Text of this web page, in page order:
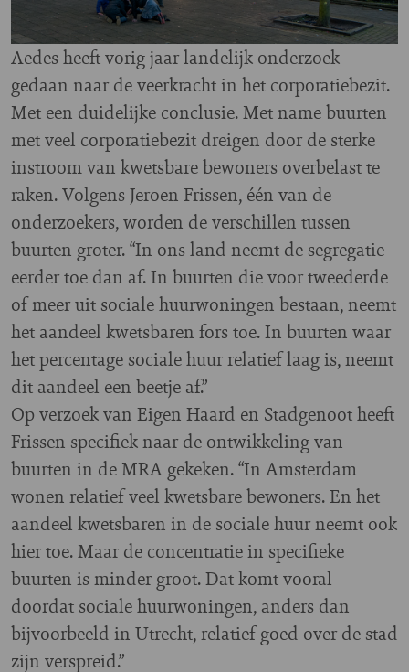
Aedes heeft vorig jaar landelijk onderzoek
gedaan naar de veerkracht in het corporatiebezit.
Met een duidelijke conclusie. Met name buurten
met veel corporatiebezit dreigen door de sterke
instroom van kwetsbare bewoners overbelast te
raken. Volgens Jeroen Frissen, één van de
onderzoekers, worden de verschillen tussen
buurten groter. “In ons land neemt de segregatie
eerder toe dan af. In buurten die voor tweederde
of meer uit sociale huurwoningen bestaan, neemt
het aandeel kwetsbaren fors toe. In buurten waar
het percentage sociale huur relatief laag is, neemt
dit aandeel een beetje af.”
Op verzoek van Eigen Haard en Stadgenoot heeft
Frissen specifiek naar de ontwikkeling van
buurten in de MRA gekeken. “In Amsterdam
wonen relatief veel kwetsbare bewoners. En het
aandeel kwetsbaren in de sociale huur neemt ook
hier toe. Maar de concentratie in specifieke
buurten is minder groot. Dat komt vooral
doordat sociale huurwoningen, anders dan
bijvoorbeeld in Utrecht, relatief goed over de stad
zijn verspreid.”